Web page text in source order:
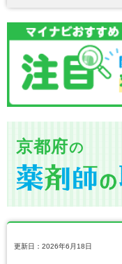
京都府の
更新日：2026年6月18日